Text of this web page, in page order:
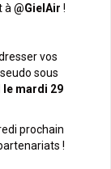
à @GielAir !
vos
sous
le mardi 29
prochain
!